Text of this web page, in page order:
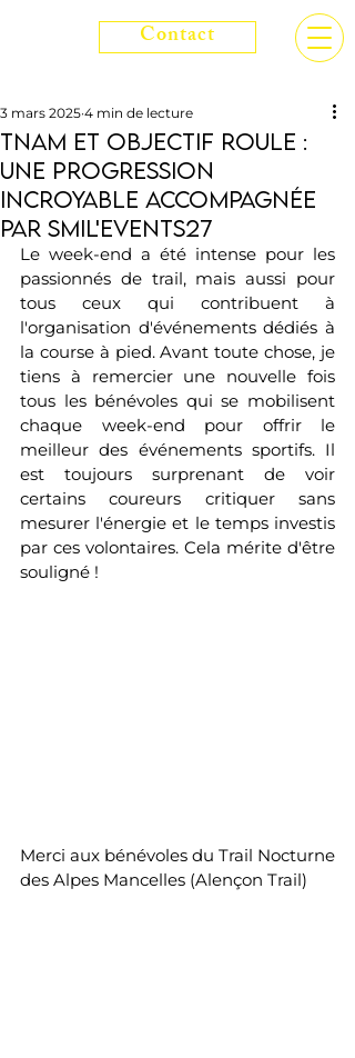
Contact
TNAM et Objectif roule :
une progression
incroyable accompagnée
par smil'events27
3 mars 2025 4 min de lecture
Le week-end a été intense pour les
passionnés de trail, mais aussi pour
tous ceux qui contribuent à
l'organisation d'événements dédiés à
la course à pied. Avant toute chose, je
tiens à remercier une nouvelle fois
tous les bénévoles qui se mobilisent
chaque week-end pour offrir le
meilleur des événements sportifs. Il
est toujours surprenant de voir
certains coureurs critiquer sans
mesurer l'énergie et le temps investis
par ces volontaires. Cela mérite d'être
souligné !
Merci aux bénévoles du Trail Nocturne
des Alpes Mancelles (Alençon Trail)